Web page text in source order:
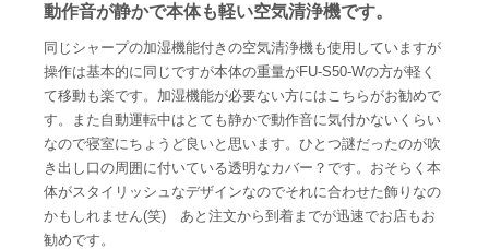
動作音が静かで本体も軽い空気清浄機です。
同じシャープの加湿機能付きの空気清浄機も使用していますが
操作は基本的に同じですが本体の重量がFU-S50-Wの方が軽く
て移動も楽です。加湿機能が必要ない方にはこちらがお勧めで
す。また自動運転中はとても静かで動作音に気付かないくらい
なので寝室にちょうど良いと思います。ひとつ謎だったのが吹
き出し口の周囲に付いている透明なカバー？です。おそらく本
体がスタイリッシュなデザインなのでそれに合わせた飾りなの
かもしれません(笑) あと注文から到着までが迅速でお店もお
勧めです。